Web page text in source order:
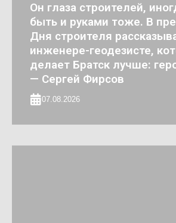
Он глаза строителей,
быть и руками тоже. В
Дня строителя
инженере-геодезисте,
делает Братск лучше:
— Сергей Фирсов
07.08.2026